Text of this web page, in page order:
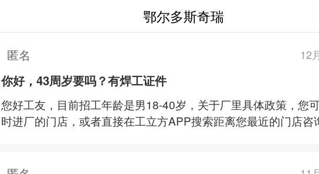
鄂尔多斯奇瑞
12
匿名
你好，43周岁要吗？有焊工证件
您好工友，目前招工年龄是男18-40岁，关于厂里具体政策，您
时进厂的门店，或者直接在工立方APP搜索距离您最近的门店咨